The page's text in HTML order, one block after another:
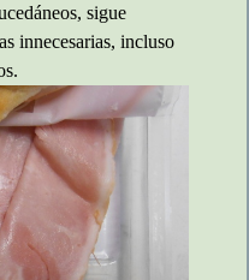
sigue
innecesarias, incluso